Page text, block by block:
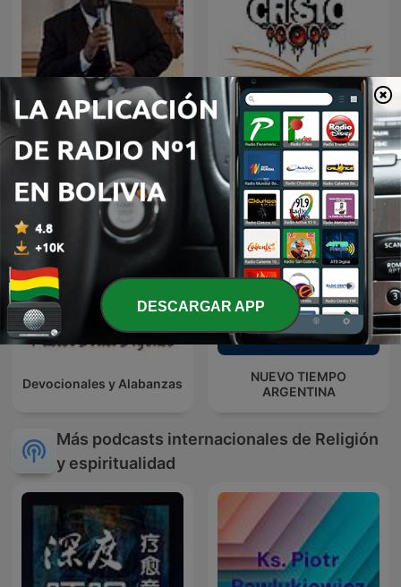
Alabanza y Reflexión Audio Biblia
Devocionales y Alabanzas
NUEVO TIEMPO
ARGENTINA
Más podcasts internacionales de Religión
y espiritualidad
DESCARGAR APP